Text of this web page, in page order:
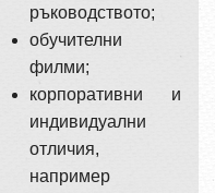
ръководството;
обучителни
филми;
корпоративни и
индивидуални
отличия,
например